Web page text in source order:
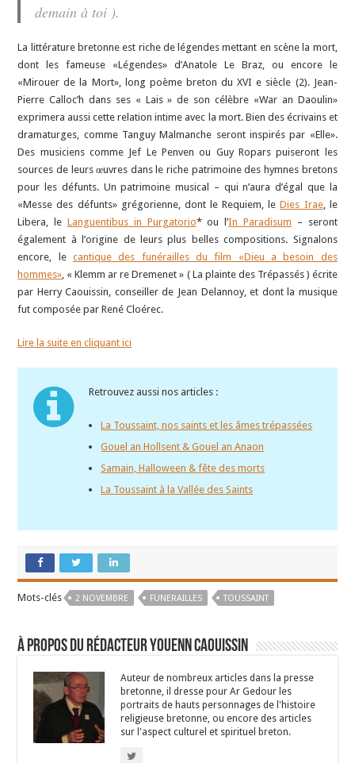
demain à toi ).
La littérature bretonne est riche de légendes mettant en scène la mort,
dont les fameuse «Légendes» d’Anatole Le Braz, ou encore le
«Mirouer de la Mort», long poème breton du XVI e siècle (2). Jean-
Pierre Calloc’h dans ses « Lais » de son célèbre «War an Daoulin»
exprimera aussi cette relation intime avec la mort. Bien des écrivains et
dramaturges, comme Tanguy Malmanche seront inspirés par «Elle».
Des musiciens comme Jef Le Penven ou Guy Ropars puiseront les
sources de leurs œuvres dans le riche patrimoine des hymnes bretons
pour les défunts. Un patrimoine musical – qui n’aura d’égal que la
«Messe des défunts» grégorienne, dont le Requiem, leDies Irae, le
Libera, le Languentibus in Purgatorio* ou l’In Paradisum – seront
également à l’origine de leurs plus belles compositions. Signalons
encore, le cantique des funérailles du film «Dieu a besoin des
hommes» , « Klemm ar re Dremenet » ( La plainte des Trépassés ) écrite
par Herry Caouissin, conseiller de Jean Delannoy, et dont la musique
fut composée par René Cloérec.
Lire la suite en cliquant ici
Retrouvez aussi nos articles :
La Toussaint, nos saints et les âmes trépassées
Gouel an Hollsent & Gouel an Anaon
Samain, Halloween & fête des morts
La Toussaint à la Vallée des Saints
Mots-clés 2 NOVEMBRE FUNERAILLES TOUSSAINT
À propos du rédacteur Youenn Caouissin
Auteur de nombreux articles dans la presse
bretonne, il dresse pour Ar Gedour les
portraits de hauts personnages de l'histoire
religieuse bretonne, ou encore des articles
sur l'aspect culturel et spirituel breton.